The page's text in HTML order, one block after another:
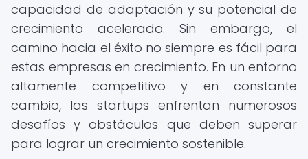
capacidad de adaptación y su potencial de
crecimiento acelerado. Sin embargo, el
camino hacia el éxito no siempre es fácil para
estas empresas en crecimiento. En un entorno
altamente competitivo y en constante
cambio, las startups enfrentan numerosos
desafíos y obstáculos que deben superar
para lograr un crecimiento sostenible.